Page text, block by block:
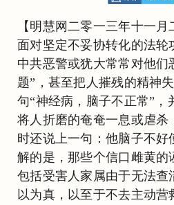
【明慧网二零一三年十一月
面对坚定不妥协转化的法轮
中共恶警或犹大常常对他们
题”，甚至把人摧残的精神
句“神经病，脑子不正常”，
将人折磨的奄奄一息或虐杀
时还说上一句：他脑子不好
解的是，那些个信口雌黄的
包括受害人家属由于无法查
以为真，以至于不去主动营